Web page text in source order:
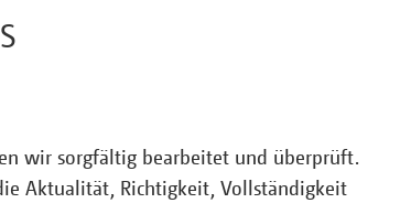
wir sorgfältig bearbeitet und überprüft.
Aktualität, Richtigkeit, Vollständigkeit